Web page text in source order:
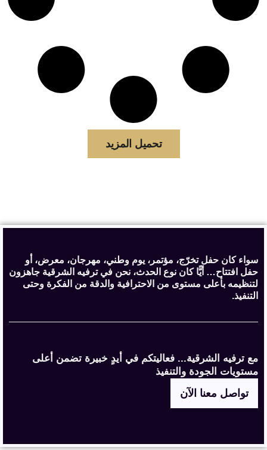
تحميل المزيد
سواء كان حفل تخرّج، مؤتمر، يوم وطني، مهرجان، معرض، أو
حفل افتتاح… أيًّا كان نوع الحدث، نحن في ترفيه الشرقية جاهزون
لتنظيمه بأعلى مستوى من الاحترافية والدقة من الفكرة وحتى
التنفيذ.
مع ترفيه الشرقية... فعاليتكم في أيدٍ خبيرة تضمن أعلى
مستويات الجودة والتنفيذ
تواصل معنا الآن